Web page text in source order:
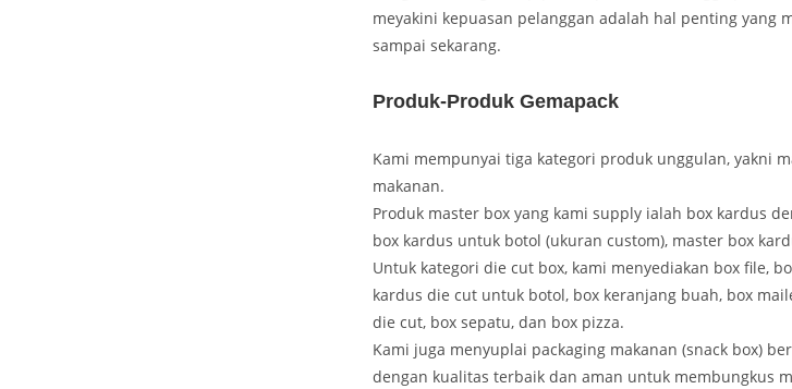
meyakini kepuasan pelanggan adalah hal penting yang
sampai sekarang.
Produk-Produk Gemapack
Kami mempunyai tiga kategori produk unggulan, yakni
makanan.
Produk master box yang kami supply ialah box kardus
box kardus untuk botol (ukuran custom), master box
Untuk kategori die cut box, kami menyediakan box file,
kardus die cut untuk botol, box keranjang buah, box
die cut, box sepatu, dan box pizza.
Kami juga menyuplai packaging makanan (snack box)
dengan kualitas terbaik dan aman untuk membungkus